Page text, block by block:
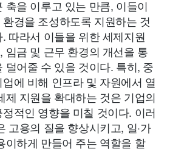
축을 이루고 있는 만큼, 이들이
경을 조성하도록 지원하는 것
따라서 이들을 위한 세제지원
임금 및 근무 환경의 개선을 통
덜어줄 수 있을 것이다. 특히, 중
에 비해 인프라 및 자원에서 열
제 지원을 확대하는 것은 기업의
적인 영향을 미칠 것이다. 이러
고용의 질을 향상시키고, 일·가
이하게 만들어 주는 역할을 할